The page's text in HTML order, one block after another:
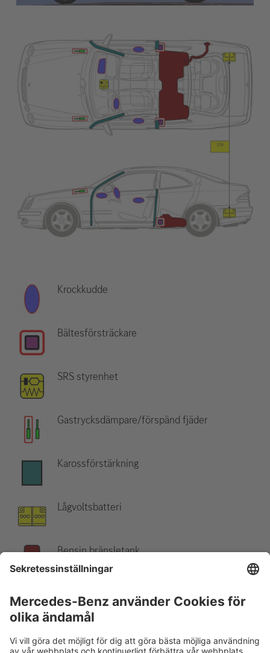
Krockkudde
Bältesförsträckare
SRS styrenhet
Gastrycksdämpare/förspänd fjäder
Karossförstärkning
Lågvoltsbatteri
Bensin bränsletank
Observera:Mer information finns i vårräddningsguide.